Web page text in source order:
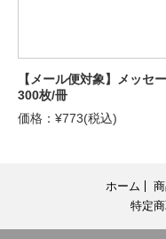
【メール便対象】メッセ
300枚/冊
価格：¥773(税込)
ホーム
特定